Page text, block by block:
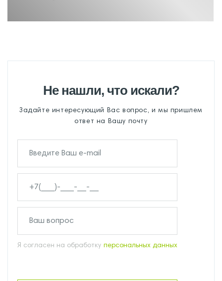
Не нашли, что искали?
Задайте интересующий Вас вопрос, и мы пришлем
ответ на Вашу почту
Я согласен на обработку персональных данных